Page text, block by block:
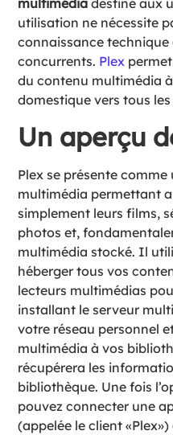
multimédia destiné aux
utilisation ne nécessite
connaissance technique
concurrents. Plex
du contenu multimédia
domestique vers tous
Un aperçu
Plex se présente
multimédia permettant
simplement leurs films,
photos et,
multimédia stocké. Il
héberger tous vos
lecteurs multimédias
installant le serveur
votre réseau personnel
multimédia à vos
récupérera les
bibliothèque. Une fois
pouvez connecter une
(appelée le client